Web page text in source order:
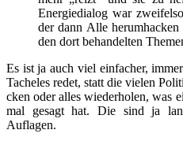
Ener­gie­dia­log war
der dann Alle
den dort behan­del­ten
Es ist ja auch viel ein­fa­cher,
Tache­les redet, statt die vie­len
cken oder alles wie­der­ho­len, was
mal gesagt hat. Die sind ja
Auflagen.